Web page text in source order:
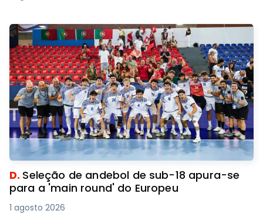
D. Seleção de andebol de sub-18 apura-se
para a 'main round' do Europeu
1 agosto 2026